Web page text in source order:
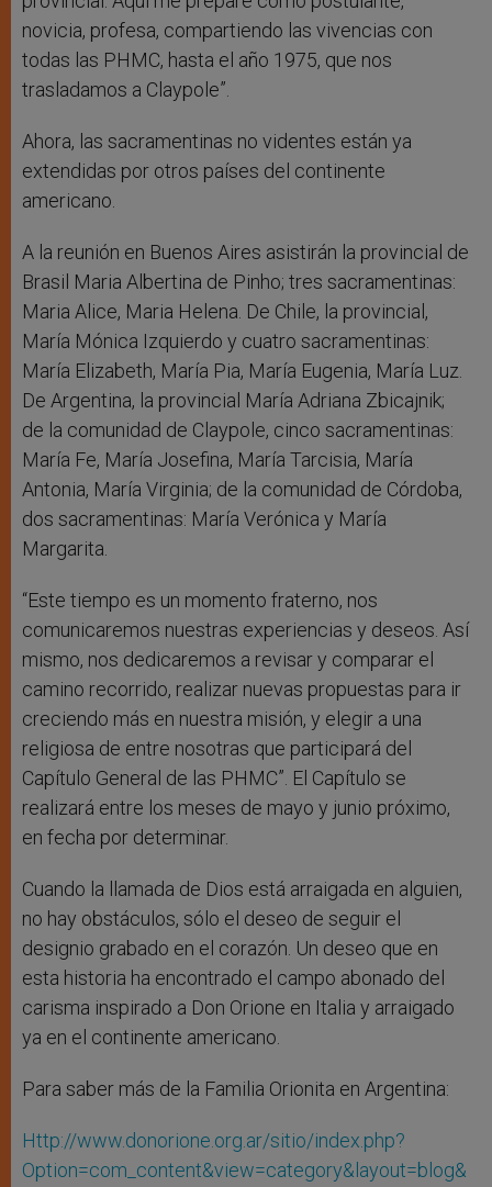
novicia, profesa, compartiendo las vivencias con
todas las PHMC, hasta el año 1975, que nos
trasladamos a Claypole”.
Ahora, las sacramentinas no videntes están ya
extendidas por otros países del continente
americano.
A la reunión en Buenos Aires asistirán la provincial de
Brasil Maria Albertina de Pinho; tres sacramentinas:
Maria Alice, Maria Helena. De Chile, la provincial,
María Mónica Izquierdo y cuatro sacramentinas:
María Elizabeth, María Pia, María Eugenia, María Luz.
De Argentina, la provincial María Adriana Zbicajnik;
de la comunidad de Claypole, cinco sacramentinas:
María Fe, María Josefina, María Tarcisia, María
Antonia, María Virginia; de la comunidad de Córdoba,
dos sacramentinas: María Verónica y María
Margarita.
“Este tiempo es un momento fraterno, nos
comunicaremos nuestras experiencias y deseos. Así
mismo, nos dedicaremos a revisar y comparar el
camino recorrido, realizar nuevas propuestas para ir
creciendo más en nuestra misión, y elegir a una
religiosa de entre nosotras que participará del
Capítulo General de las PHMC”. El Capítulo se
realizará entre los meses de mayo y junio próximo,
en fecha por determinar.
Cuando la llamada de Dios está arraigada en alguien,
no hay obstáculos, sólo el deseo de seguir el
designio grabado en el corazón. Un deseo que en
esta historia ha encontrado el campo abonado del
carisma inspirado a Don Orione en Italia y arraigado
ya en el continente americano.
Para saber más de la Familia Orionita en Argentina:
Http://www.donorione.org.ar/sitio/index.php?
Option=com_content&view=category&layout=blog&